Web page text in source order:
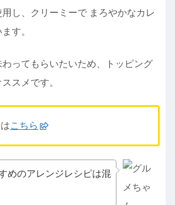
し、クリーミーで まろやかなカレ
す。
ってもらいたいため、トッピング
スメです。
こちら
めのアレンジレシピは混